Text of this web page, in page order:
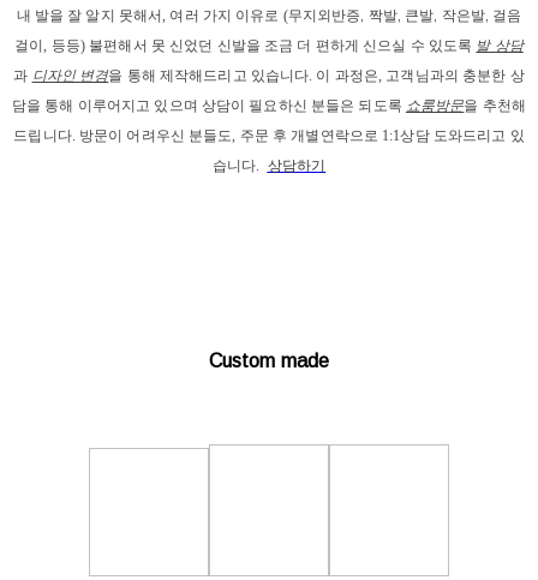
내 발을 잘 알지 못해서, 여러 가지 이유로 (무지외반증, 짝발, 큰발, 작은발, 걸음
걸이, 등등) 불편해서 못 신었던 신발을 조금 더 편하게 신으실 수 있도록 발 상담
과 디자인 변경을 통해 제작해드리고 있습니다. 이 과정은, 고객님과의 충분한 상
담을 통해 이루어지고 있으며 상담이 필요하신 분들은 되도록 쇼룸방문을 추천해
드립니다. 방문이 어려우신 분들도, 주문 후 개별연락으로 1:1상담 도와드리고 있
습니다. 상담하기
Custom made